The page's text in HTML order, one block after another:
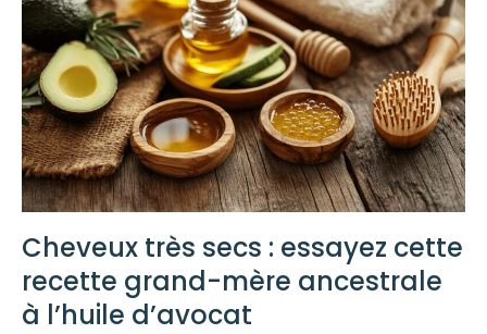
Cheveux très secs : essayez cette
recette grand-mère ancestrale
à l’huile d’avocat